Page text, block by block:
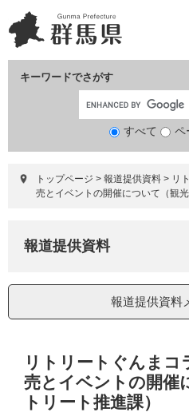
ー
ジ
ニ
ュ
て
キーワードでさがす
検
象
すべて ペ
トップページ > 報道提供資料 > リ
売とイベントの開催について（観光
報道提供資料
報道提供資料
リトリートぐんまコ
売とイベントの開催
トリート推進課）